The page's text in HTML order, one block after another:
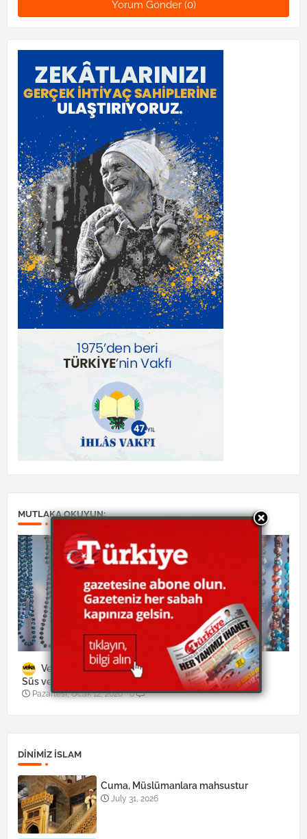
Yorum Gönder (0)
MUTLAKA OKUYUN:
Veka Medya Yaşam
Süs ve takılarla ilgili merak edilenler
Pazartesi, Ocak 12, 2026 0
DINIMIZ ISLAM
Cuma, Müslümanlara mahsustur
July 31, 2026